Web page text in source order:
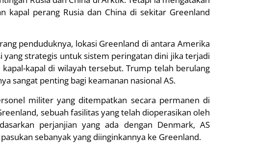
kapal perang Rusia dan China di sekitar Greenland
penduduknya, lokasi Greenland di antara Amerika
strategis untuk sistem peringatan dini jika terjadi
kapal di wilayah tersebut. Trump telah berulang
sangat penting bagi keamanan nasional AS.
militer yang ditempatkan secara permanen di
sebuah fasilitas yang telah dioperasikan oleh
perjanjian yang ada dengan Denmark, AS
sebanyak yang diinginkannya ke Greenland.